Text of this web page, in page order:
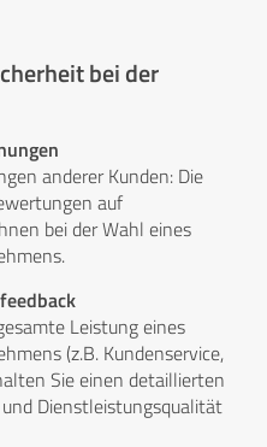
bei der
anderer Kunden: Die
auf
bei der Wahl eines
Leistung eines
(z.B. Kundenservice,
Sie einen detaillierten
Dienstleistungsqualität